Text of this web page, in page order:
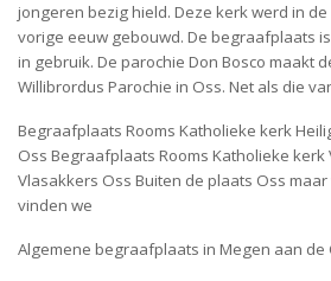
jongeren bezig hield. Deze kerk werd in
vorige eeuw gebouwd. De begraafplaats
in gebruik. De parochie Don Bosco maakt
Willibrordus Parochie in Oss. Net als die
Begraafplaats Rooms Katholieke kerk
Oss Begraafplaats Rooms Katholieke kerk
Vlasakkers Oss Buiten de plaats Oss
vinden we
Algemene begraafplaats in Megen aan de